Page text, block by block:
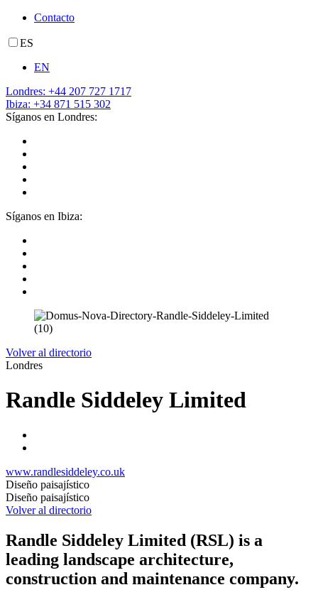
Contacto
ES
EN
Londres: +44 207 727 1717
Ibiza: +34 871 515 302
Síganos en Londres:
Síganos en Ibiza:
Volver al directorio
Londres
Randle Siddeley Limited
www.randlesiddeley.co.uk
Diseño paisajístico
Diseño paisajístico
Volver al directorio
Randle Siddeley Limited (RSL) is a
leading landscape architecture,
construction and maintenance company.